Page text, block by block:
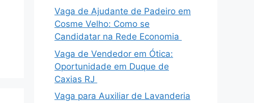
Vaga de Ajudante de Padeiro em
Cosme Velho: Como se
Candidatar na Rede Economia
Vaga de Vendedor em Ótica:
Oportunidade em Duque de
Caxias RJ
Vaga para Auxiliar de Lavanderia